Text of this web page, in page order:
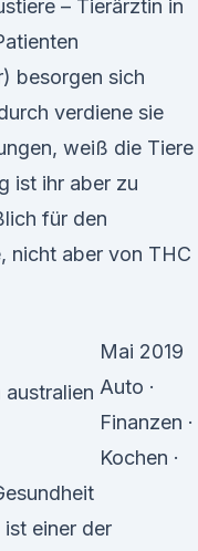
– Tierärztin in
besorgen sich
verdiene sie
weiß die Tiere
ist ihr aber zu
für den
nicht aber von THC
Mai 2019
Auto ·
Finanzen ·
Kochen ·
einer der